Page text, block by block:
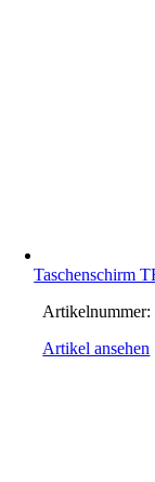
Taschenschirm
Artikelnummer:
Artikel ansehen